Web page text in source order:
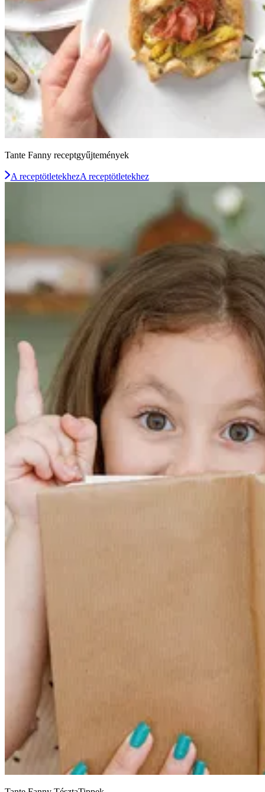
Tante Fanny receptgyűjtemények
A receptötletekhezA receptötletekhez